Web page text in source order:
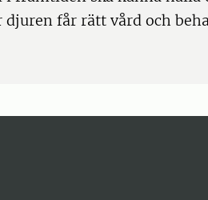
djuren får rätt vård och